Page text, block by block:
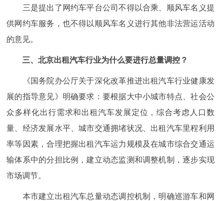
三是提出了网约车平台公司不得以合乘、顺风车名义提
供网约车服务，也不得以顺风车名义进行其他非法营运活动
的意见。
三、北京出租汽车行业为什么要进行总量调控？
《国务院办公厅关于深化改革推进出租汽车行业健康发
展的指导意见》明确要求：要根据大中小城市特点、社会公
众多样化出行需求和出租汽车发展定位，综合考虑人口数
量、经济发展水平、城市交通拥堵状况、出租汽车里程利用
率等因素，合理把握出租汽车运力规模及在城市综合交通运
输体系中的分担比例，建立动态监测和调整机制，逐步实现
市场调节。
本市建立出租汽车总量动态调控机制，明确巡游车和网